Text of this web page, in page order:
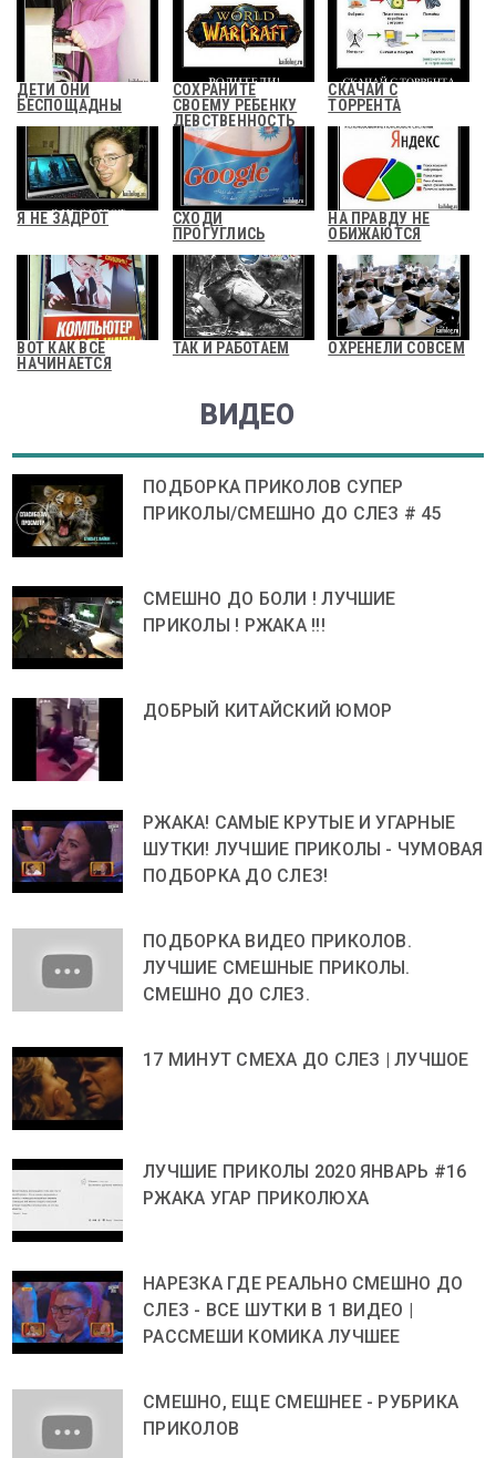
ДЕТИ ОНИ
БЕСПОЩАДНЫ
СОХРАНИТЕ
СВОЕМУ РЕБЕНКУ
ДЕВСТВЕННОСТЬ
СКАЧАЙ С
ТОРРЕНТА
Я НЕ ЗАДРОТ
СХОДИ
ПРОГУГЛИСЬ
НА ПРАВДУ НЕ
ОБИЖАЮТСЯ
ВОТ КАК ВСЕ
НАЧИНАЕТСЯ
ТАК И РАБОТАЕМ ОХРЕНЕЛИ СОВСЕМ
ВИДЕО
ПОДБОРКА ПРИКОЛОВ СУПЕР
ПРИКОЛЫ/СМЕШНО ДО СЛЕЗ # 45
СМЕШНО ДО БОЛИ ! ЛУЧШИЕ
ПРИКОЛЫ ! РЖАКА !!!
ДОБРЫЙ КИТАЙСКИЙ ЮМОР
РЖАКА! САМЫЕ КРУТЫЕ И УГАРНЫЕ
ШУТКИ! ЛУЧШИЕ ПРИКОЛЫ - ЧУМОВАЯ
ПОДБОРКА ДО СЛЕЗ!
ПОДБОРКА ВИДЕО ПРИКОЛОВ.
ЛУЧШИЕ СМЕШНЫЕ ПРИКОЛЫ.
СМЕШНО ДО СЛЕЗ.
17 МИНУТ СМЕХА ДО СЛЕЗ | ЛУЧШОЕ
ЛУЧШИЕ ПРИКОЛЫ 2020 ЯНВАРЬ #16
РЖАКА УГАР ПРИКОЛЮХА
НАРЕЗКА ГДЕ РЕАЛЬНО СМЕШНО ДО
СЛЕЗ - ВСЕ ШУТКИ В 1 ВИДЕО |
РАССМЕШИ КОМИКА ЛУЧШЕЕ
СМЕШНО, ЕЩЕ СМЕШНЕЕ - РУБРИКА
ПРИКОЛОВ